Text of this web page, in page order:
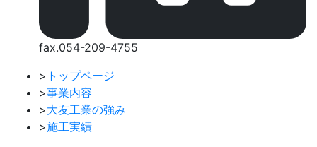
fax.054-209-4755
> トップページ
>事業内容
>大友工業の強み
>施工実績